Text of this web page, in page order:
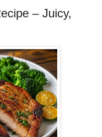
– Juicy,